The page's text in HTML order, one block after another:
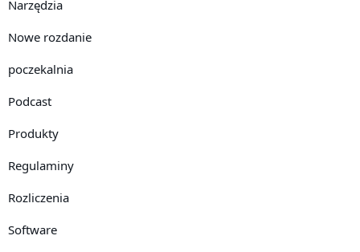
Narzędzia
Nowe rozdanie
poczekalnia
Podcast
Produkty
Regulaminy
Rozliczenia
Software